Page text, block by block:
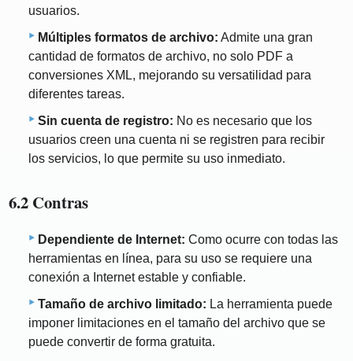
usuarios.
Múltiples formatos de archivo: Admite una gran
cantidad de formatos de archivo, no solo PDF a
conversiones XML, mejorando su versatilidad para
diferentes tareas.
Sin cuenta de registro: No es necesario que los
usuarios creen una cuenta ni se registren para recibir
los servicios, lo que permite su uso inmediato.
6.2 Contras
Dependiente de Internet: Como ocurre con todas las
herramientas en línea, para su uso se requiere una
conexión a Internet estable y confiable.
Tamaño de archivo limitado: La herramienta puede
imponer limitaciones en el tamaño del archivo que se
puede convertir de forma gratuita.